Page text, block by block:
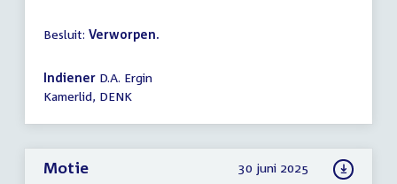
Besluit: Verworpen.
Indiener D.A. Ergin
Kamerlid, DENK
Motie 30 juni 2025